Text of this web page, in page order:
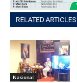
RELATED ARTICLES
Nasional